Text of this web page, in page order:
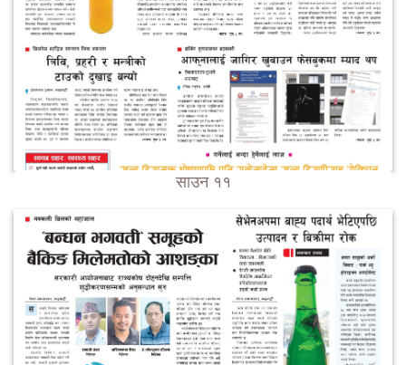
साउन ११